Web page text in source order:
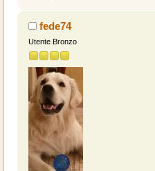
fede74
Utente Bronzo